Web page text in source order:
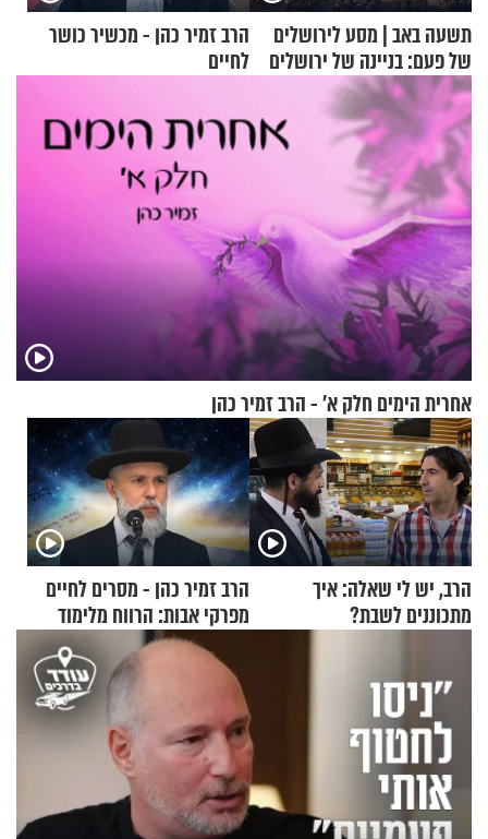
תשעה באב | מסע לירושלים
של פעם: בניינה של ירושלים
הרב זמיר כהן - מכשיר כושר
לחיים
אחרית הימים חלק א’ - הרב זמיר כהן
הרב, יש לי שאלה: איך
מתכוננים לשבת?
הרב זמיר כהן - מסרים לחיים
מפרקי אבות: הרווח מלימוד
התורה